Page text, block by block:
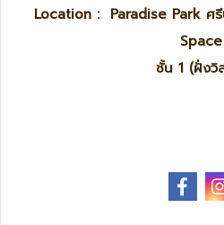
Location : Paradise Park ศ
Space
ชั้น 1 (ฝั่งวิ